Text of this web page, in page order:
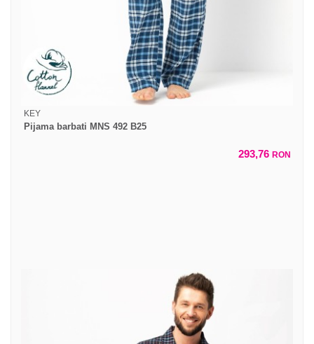
KEY
Pijama barbati MNS 492 B25
293,76 RON